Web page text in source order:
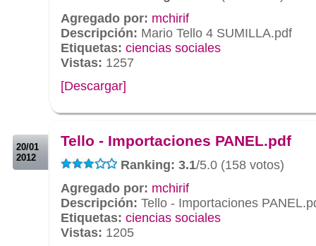
Agregado por: mchirif
Descripción: Mario Tello 4 SUMILLA.pdf
Etiquetas: ciencias sociales
Vistas: 1257
[Descargar]
20/01
2012
Tello - Importaciones PANEL.pdf
Ranking: 3.1/5.0 (158 votos)
Agregado por: mchirif
Descripción: Tello - Importaciones
Etiquetas: ciencias sociales
Vistas: 1205